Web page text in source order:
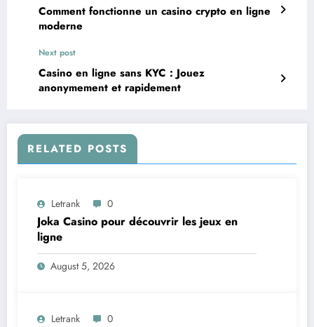
Comment fonctionne un casino crypto en ligne
moderne
Next post
Casino en ligne sans KYC : Jouez
anonymement et rapidement
RELATED POSTS
Letrank 0
Joka Casino pour découvrir les jeux en
ligne
August 5, 2026
Letrank 0